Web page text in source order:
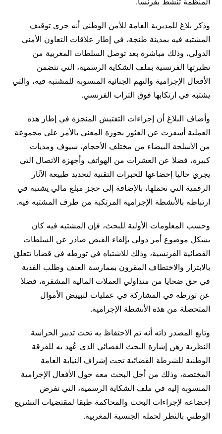
وذكر بلاغ للمديرية العامة للأمن الوطني أنه جرى توقيف
المشتبه فيه بمدينة طنجة، في إطار علاقات التعاون الأمني
الدولي، وذلك مباشرة بعد توصل السلطات المغربية من
نظيرتها الفرنسية بملف الشكاية الرسمية، التي تتضمن
الأفعال الإجرامية والتهم الجنائية المنسوبة للمشتبه فيه، والتي
يشتبه في ارتكابها فوق التراب الفرنسي.
وأضاف البلاغ أن إجراءات التفتيش المنجزة في إطار هذه
العملية أسفرت عن العثور بحوزة المعني بالأمر على مجموعة
من الأسلحة البيضاء من مختلف الأحجام، سيوف ومديات
كبيرة، فضلا عن العشرات من الهواتف وأجهزة الاتصال التي
يجري حاليا إخضاعها للخبرات التقنية لتحديد طبيعة الآثار
الرقمية التي تحملها، بالإضافة إلى حجز مبلغ مالي يشتبه في
ارتباطه بالأنشطة الإجرامية المرتكبة من طرف المشتبه فيه.
وحسب المعلومات الأولية للبحث، فإن المشتبه فيه كان
يشكل موضوع أمر دولي بإلقاء القبض صادر عن السلطات
القضائية الفرنسية، وذلك للاشتباه في تورطه في قضايا تتعلق
بالابتزاز والاختطاف المقرون بممارسة العنف وطلب الفدية
في حق ضحايا من متداولي العملات المالية المشفرة، فضلا
عن تورطه في المشاركة في عمليات لتبييض الأموال
المتحصلة من هذه الأنشطة الإجرامية.
وتابع المصدر ذاته أنه تم الاحتفاظ به تحت تدبير الحراسة
النظرية رهن إشارة البحث القضائي الذي عُهد به للفرقة
الوطنية للشرطة القضائية تحت إشراف النيابة العامة
المختصة، وذلك من أجل البحث معه حول الأفعال الإجرامية
المنسوبة إليه في ملف الشكاية الرسمية، التي تفرض
إخضاعه لإجراءات البحث والمحاكمة طبقا لمقتضيات التشريع
الوطني بالنظر لحمله الجنسية المغربية.